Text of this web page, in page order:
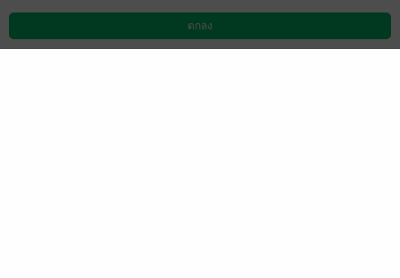
ดาวน์โหลดแอป วิธีการใช้งาน ติดต่อเรา
ตกลง